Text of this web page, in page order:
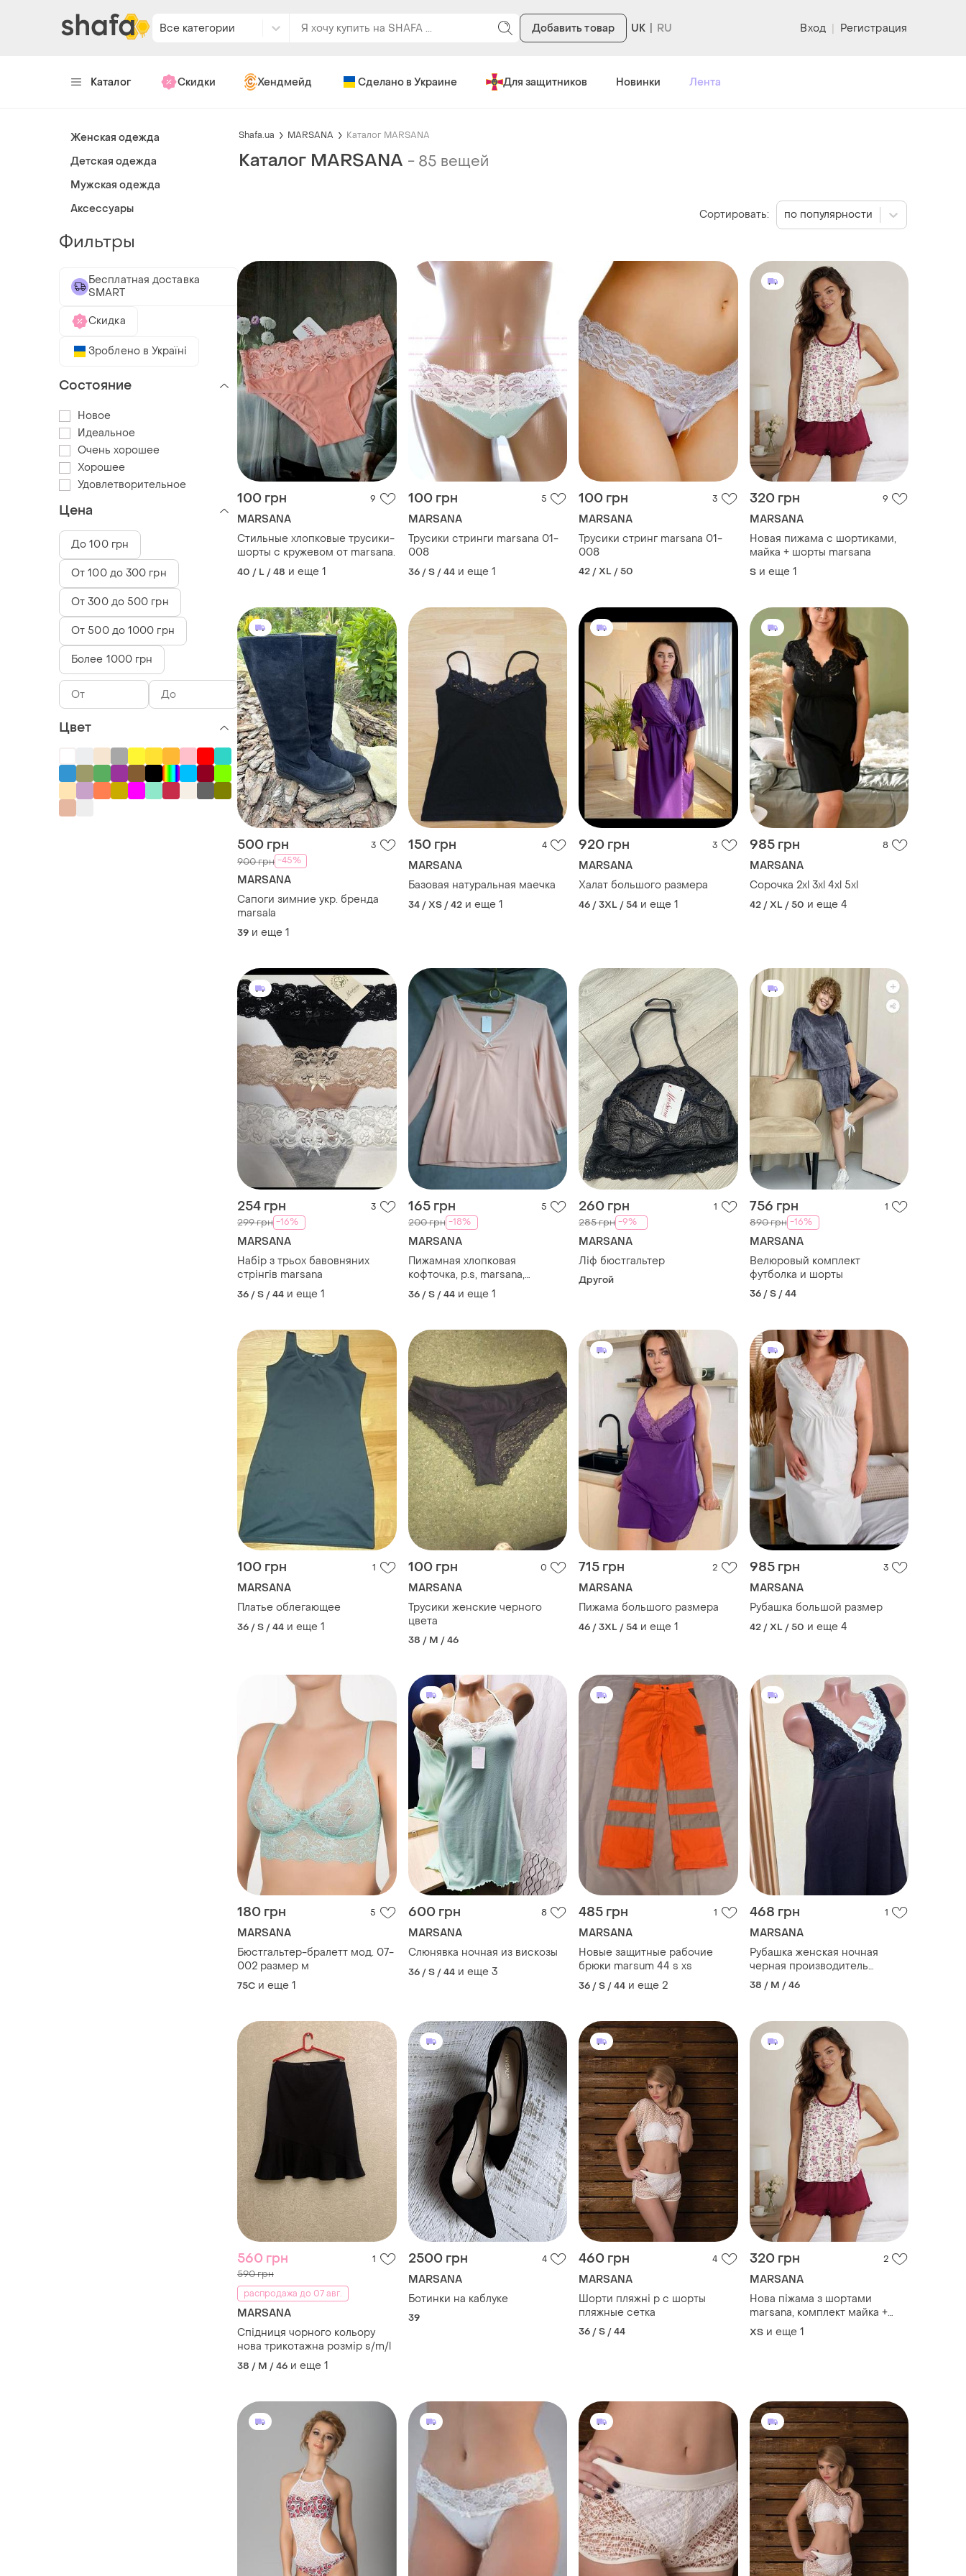
Все категории Добавить товар UK Вход | Регистрация
Каталог Скидки Хендмейд Сделано в Украине Для защитников Новинки Лента
Shafa.ua MARSANA Каталог MARSANA
Каталог MARSANA - 85 вещей
100 грн 9
MARSANA
Стильные хлопковые трусики-
шорты с кружевом от marsana.
40 / L / 48 и еще 1
100 грн 5
MARSANA
Трусики стринги marsana 01-
008
36 / S / 44 и еще 1
100 грн 3
MARSANA
Трусики стринг marsana 01-
008
42 / XL / 50
320 грн 9
MARSANA
Новая пижама с шортиками,
майка + шорты marsana
S и еще 1
500 грн 3
900 грн -45%
MARSANA
Сапоги зимние укр. бренда
marsala
39 и еще 1
150 грн 4
MARSANA
Базовая натуральная маечка
34 / XS / 42 и еще 1
920 грн 3
MARSANA
Халат большого размера
46 / 3XL / 54 и еще 1
985 грн 8
MARSANA
Сорочка 2xl 3xl 4xl 5xl
42 / XL / 50 и еще 4
254 грн 3
299 грн -16%
MARSANA
Набір з трьох бавовняних
стрінгів marsana
36 / S / 44 и еще 1
165 грн 5
200 грн -18%
MARSANA
Пижамная хлопковая
кофточка, р.s, marsana,
украинская
36 / S / 44 и еще 1
260 грн 1
285 грн -9%
MARSANA
Ліф бюстгальтер
Другой
756 грн 1
890 грн -16%
MARSANA
Велюровый комплект
футболка и шорты
36 / S / 44
100 грн 1
MARSANA
Платье облегающее
36 / S / 44 и еще 1
100 грн 0
MARSANA
Трусики женские черного
цвета
38 / M / 46
715 грн 2
MARSANA
Пижама большого размера
46 / 3XL / 54 и еще 1
985 грн 3
MARSANA
Рубашка большой размер
42 / XL / 50 и еще 4
180 грн 5
MARSANA
Бюстгальтер-бралетт мод. 07-
002 размер м
75C и еще 1
600 грн 8
MARSANA
Слюнявка ночная из вискозы
36 / S / 44 и еще 3
485 грн 1
MARSANA
Новые защитные рабочие
брюки marsum 44 s xs
36 / S / 44 и еще 2
468 грн 1
MARSANA
Рубашка женская ночная
черная производитель
украина
38 / M / 46
560 грн 1
590 грн
распродажа до 07 авг.
MARSANA
Спідниця чорного кольору
нова трикотажна розмір s/m/l
38 / M / 46 и еще 1
2500 грн 4
MARSANA
Ботинки на каблуке
39
460 грн 4
MARSANA
Шорти пляжні р с шорты
пляжные сетка
36 / S / 44
320 грн 2
MARSANA
Нова піжама з шортами
marsana, комплект майка +
шорти бавовна
ХS и еще 1
Сортировать: по популярности
Женская одежда
Детская одежда
Мужская одежда
Аксессуары
Фильтры
Бесплатная доставка
SMART
Скидка
Зроблено в Україні
Состояние
Новое
Идеальное
Очень хорошее
Хорошее
Удовлетворительное
Цена
До 100 грн
От 100 до 300 грн
От 300 до 500 грн
От 500 до 1000 грн
Более 1000 грн
Цвет